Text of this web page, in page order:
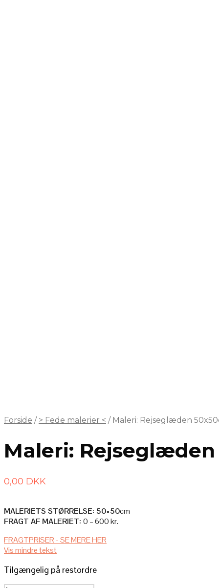
Forside / > Fede malerier < /Maleri: Rejseglæden
Maleri:
0,00 DKK
MALERIETS STØRRELSE: 50×50cm
FRAGT AF MALERIET: 0 – 600 kr.
AFHENTNING I ATELIET
Afhenter du selv maleriet i ateliet, så er det selvfølgelig helt gratis.
LEVERES AF (MIG) KUNSTNEREN BAG
FRAGTPRISER - SE MERE HER
Vis mindre tekst
Tilgængelig på restordre